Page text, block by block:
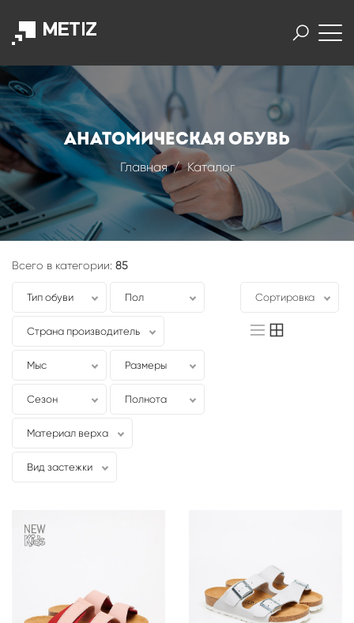
Анатомическая обувь
Главная Каталог
Всего в категории: 85
Тип обуви Пол
Страна производитель
Мыс Размеры
Сезон Полнота
Материал верха
Вид застежки
Сортировка